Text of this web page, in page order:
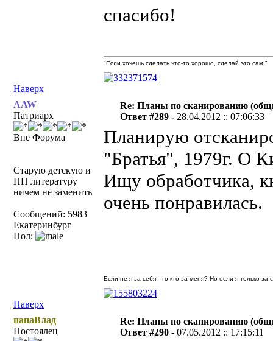
спасибо!
Наверх
"Если хочешь сделать что-то хорошо, сделай это сам!"
AAW
Патриарх
Вне Форума
Старую детскую и
НП литературу
ничем не заменить
Сообщений: 5983
Екатеринбург
Пол:
Re: Планы по сканированию
Ответ #289 - 28.04.2012 :: 07:06:33
Планирую
"Братья", 1979г. О
Ищу обработчика,
очень понравилась.
Наверх
Если не я за себя - то кто за меня? Но если я только
папаВлад
Постоялец
Re: Планы по сканированию
Ответ #290 -07.05.2012 :: 17:15:11